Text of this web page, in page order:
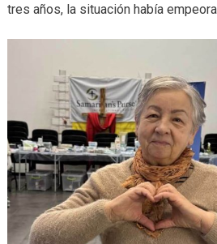
tres años, la situación había